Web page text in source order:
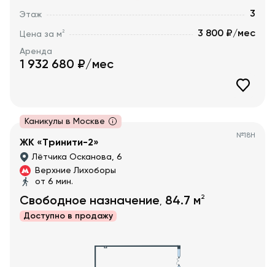
Этаж 3
Цена за м2 3 800 ₽/мес
Аренда
1 932 680 ₽/мес
Каникулы в Москве
№18Н
ЖК «Тринити-2»
Лётчика Осканова, 6
Верхние Лихоборы
от 6 мин.
Свободное назначение, 84.7 м2
Доступно в продажу